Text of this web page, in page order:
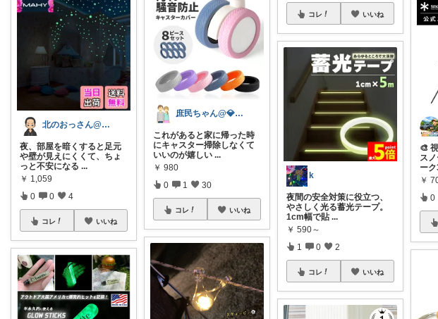
北のおっさん@ガジェット好き
夜、部屋を暗くすると足元
や壁が見えにくくて、ちょ
っと不安になる ...
￥ 1,059
0 0 4
コレ いいね
庶民ちゃん@💎ベビー用品と雑貨
これがあると家に帰った時
にキャスター掃除しなくて
いいのが嬉しい ...
￥ 980
0 1 30
コレ いいね
コレ いいね
k
夜間の安全対策に役立つ、
やさしく光る蓄光テープ。
1cm幅で貼 ...
￥ 590～
1 0 2
コレ いいね
🎨
ス
ー
￥
0